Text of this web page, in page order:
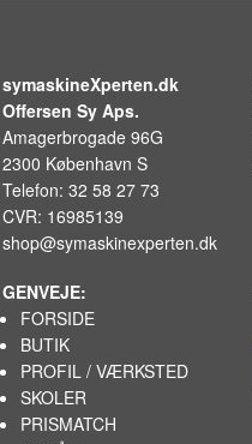
symaskineXperten.dk
Offersen Sy Aps.
Amagerbrogade 96G
2300 København S
Telefon: 32 58 27 73
CVR: 16985139
shop@symaskinexperten.dk
GENVEJE:
FORSIDE
BUTIK
PROFIL / VÆRKSTED
SKOLER
PRISMATCH